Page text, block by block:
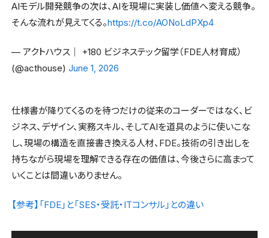
AIモデル開発競争の次は、AIを現場に実装し価値へ変える競争。
そんな流れが見えてくる。https://t.co/AONoLdPXp4
— アクトハウス│ +180 ビジネステック留学（FDE人材育成）
(@acthouse)June 1, 2026
仕様書が降りてくるのを待つだけの従来のコーダーではなく、ビ
ジネス、デザイン、実務スキル、そしてAIを道具のように使いこな
し、現場の構造を直接書き換える人材、FDE。技術の引き出しを
持ちながら現場を理解できる存在の価値は、今後さらに高まって
いくことは間違いありません。
【参考】「FDE」と「SES・受託・ITコンサル」との違い